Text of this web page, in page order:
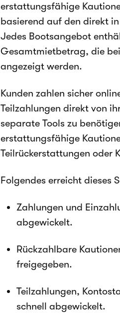
erstattungsfähige
basierend auf den direkt
Jedes Bootsangebot
Gesamtmietbetrag, die
angezeigt werden.
Kunden zahlen sicher
Teilzahlungen direkt von
separate Tools zu
erstattungsfähige
Teilrückerstattungen oder
Folgendes erreicht dieses
Zahlungen und
abgewickelt.
Rückzahlbare
freigegeben.
Teilzahlungen,
schnell abgewickelt.